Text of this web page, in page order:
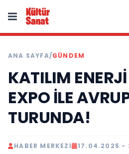
ANA SAYFA/GÜNDEM
KATILIM
EXPO İLE
TURUNDA!
HABER MERKEZI 17.04.2025 -